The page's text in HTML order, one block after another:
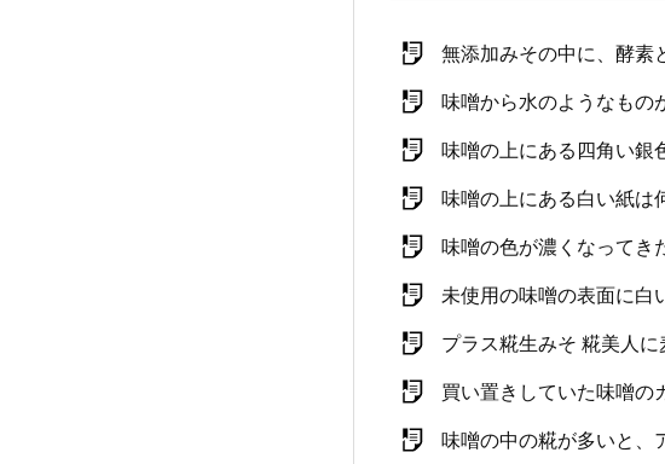
無添加みその中に、酵素
味噌から水のようなもの
味噌の上にある四角い銀
味噌の上にある白い紙は
味噌の色が濃くなってき
未使用の味噌の表面に白
プラス糀生みそ 糀美人
買い置きしていた味噌の
味噌の中の糀が多いと、